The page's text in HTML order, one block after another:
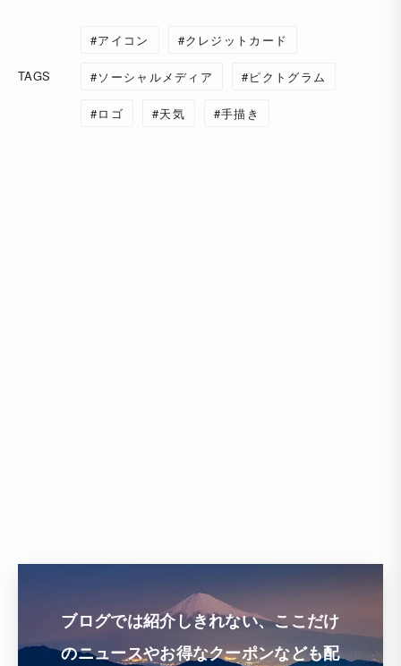
TAGS
アイコン クレジットカード
ソーシャルメディア ピクトグラム
ロゴ 天気 手描き
ブログでは紹介しきれない、ここだけ
のニュースやお得なクーポンなども配